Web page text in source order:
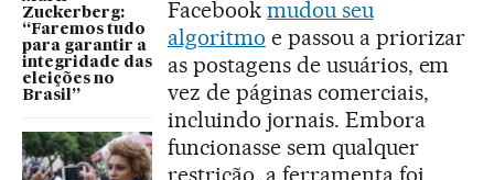
Zuckerberg:
“Faremos tudo
para garantir a
integridade das
eleições no
Brasil”
Facebook mudou seu
algoritmo e passou a priorizar
as postagens de usuários, em
vez de páginas comerciais,
incluindo jornais. Embora
funcionasse sem qualquer
restrição, a ferramenta foi